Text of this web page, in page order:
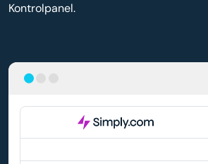
Kontrolpanel.